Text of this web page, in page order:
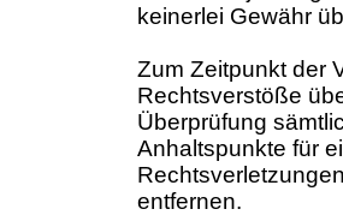
keinerlei Gewähr
Zum Zeitpunkt der
Rechtsverstöße
Überprüfung
Anhaltspunkte für
entfernen.